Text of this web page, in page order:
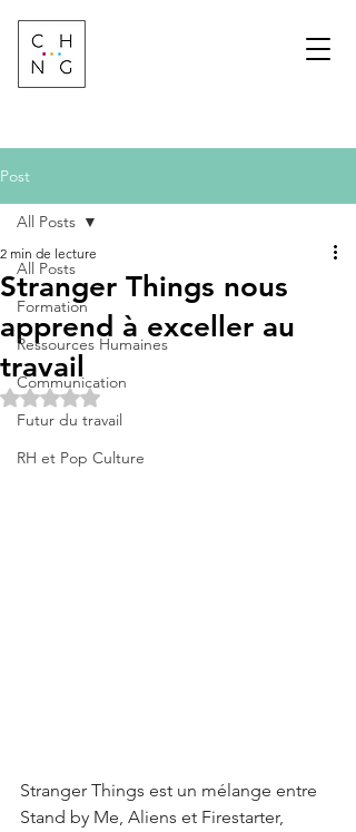
Post
All Posts
Formation
Ressources Humaines
Communication
Futur du travail
RH et Pop Culture
All Posts
Stranger Things nous
apprend à exceller au
travail
2 min de lecture
Noté NaN étoiles sur 5.
Stranger Things est un mélange entre
Stand by Me, Aliens et Firestarter,